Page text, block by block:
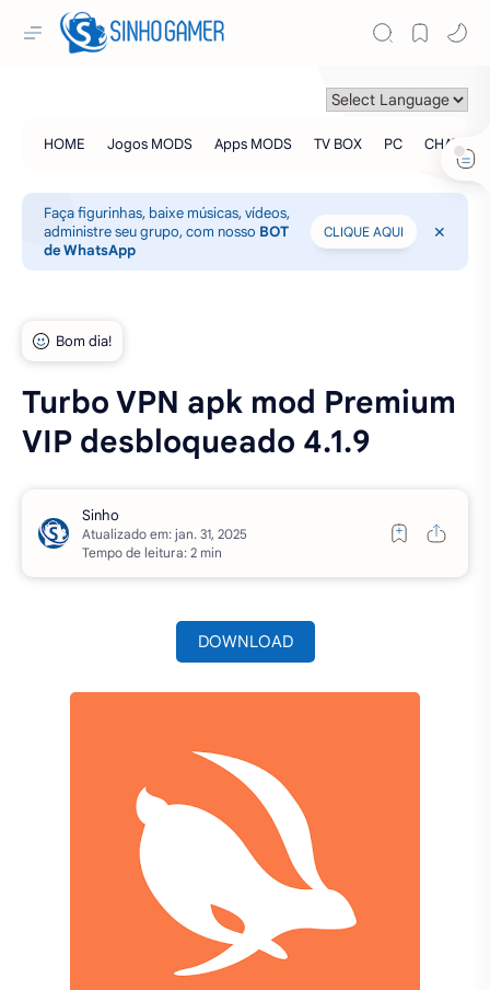
Faça figurinhas, baixe músicas, vídeos,
administre seu grupo, com nosso BOT
de WhatsApp
CLIQUE AQUI
Turbo VPN apk mod Premium
VIP desbloqueado 4.1.9
Atualizado em:
Tempo de leitura: 2 min
DOWNLOAD